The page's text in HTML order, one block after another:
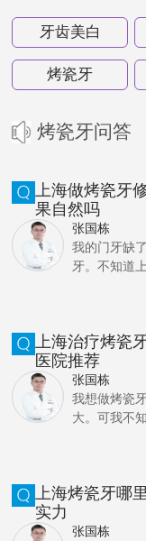
牙齿美白
烤瓷牙
烤瓷牙问答
上海做烤瓷牙
果自然吗
张国栋
我的门牙缺
牙。不知道
上海治疗烤瓷
医院推荐
张国栋
我想做烤瓷
大。可我不
上海烤瓷牙哪
实力
张国栋